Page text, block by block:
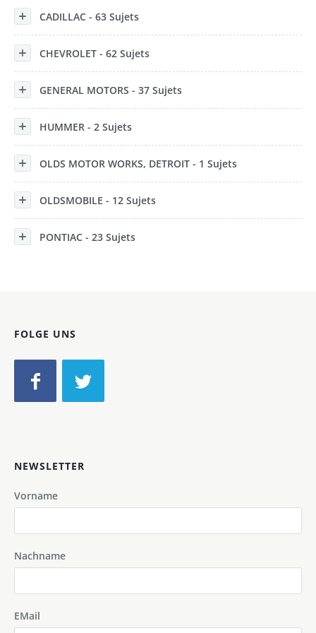
CADILLAC - 63 Sujets
CHEVROLET - 62 Sujets
GENERAL MOTORS - 37 Sujets
HUMMER - 2 Sujets
OLDS MOTOR WORKS, DETROIT - 1 Sujets
OLDSMOBILE - 12 Sujets
PONTIAC - 23 Sujets
FOLGE UNS
NEWSLETTER
Vorname
Nachname
EMail